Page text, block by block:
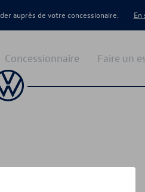
auprès de votre concessionaire. En
Faire un
Concessionnaire